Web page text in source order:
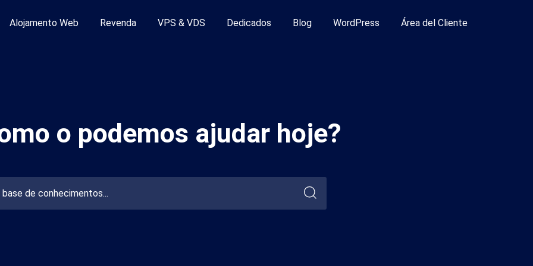
Alojamento Web Revenda VPS & VDS Dedicados Blog WordPress Área del Cliente
o podemos ajudar hoje?
Pesquisar
por: